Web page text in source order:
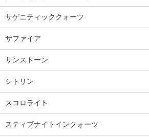
サゲニティッククォーツ
サファイア
サンストーン
シトリン
スコロライト
スティブナイトインクォーツ